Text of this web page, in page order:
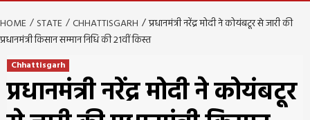
HOME STATE CHHATTISGARH
प्रधानमंत्री नरेंद्र मोदी ने कोयंबटूर से जारी की
प्रधानमंत्री किसान सम्मान निधि की 21वीं किस्त
Chhattisgarh
प्रधानमंत्री नरेंद्र मोदी ने कोयंबटूर